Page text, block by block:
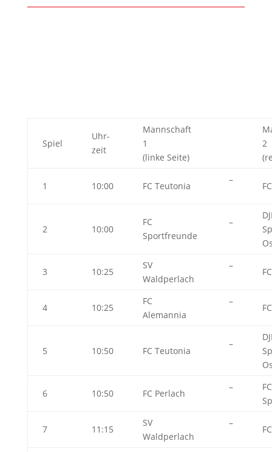
Spiel
Uhr-
zeit
Mannschaft
1
(linke Seite)
2
1 10:00 FC Teutonia
–
2 10:00
FC
Sportfreunde
–
3 10:25
SV
Waldperlach
–
4 10:25
FC
Alemannia
–
5 10:50 FC Teutonia
–
6 10:50 FC Perlach
–
FC
7 11:15
SV
Waldperlach
–